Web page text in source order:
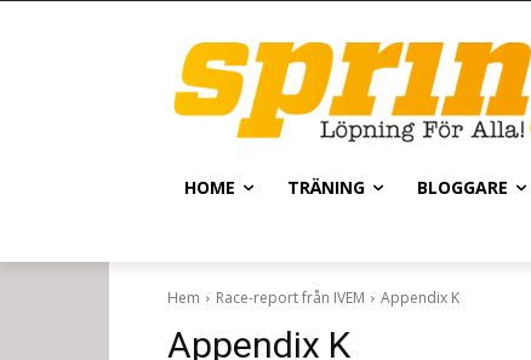
HOME TRÄNING BLOGGARE
Hem Race-report från IVEM Appendix K
Appendix K